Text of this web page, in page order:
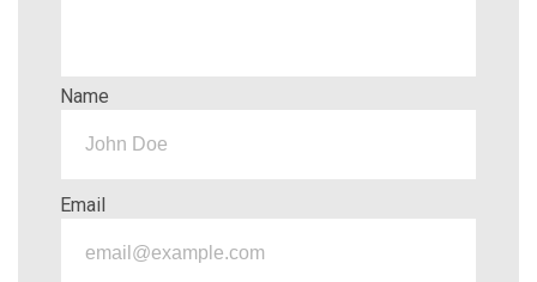
Name
Email